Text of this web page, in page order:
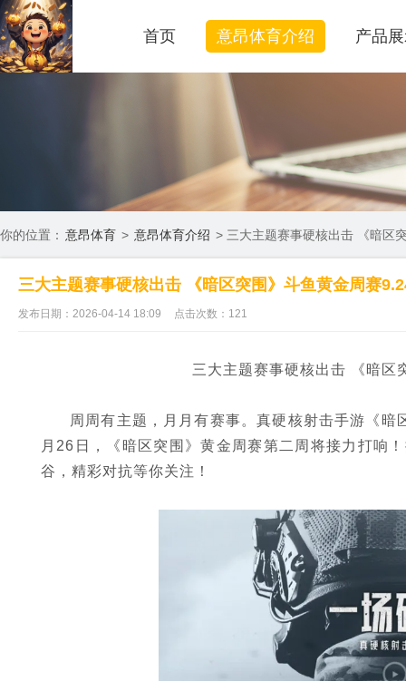
首页 意昂体育介绍 产品
你的位置： 意昂体育 > 意昂体育介绍 > 三大主题赛事硬核出击 《暗区
三大主题赛事硬核出击 《暗区突围》斗鱼黄金周赛
发布日期：2026-04-14 18:09 点击次数：121
三大主题赛事硬核出击 《暗区
周周有主题，月月有赛事。真硬核射击手游《
月26日，《暗区突围》黄金周赛第二周将接力打响
谷，精彩对抗等你关注！